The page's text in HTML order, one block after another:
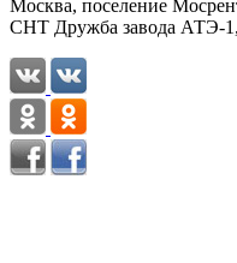
Москва, поселение
СНТ Дружба завода АТЭ-1,